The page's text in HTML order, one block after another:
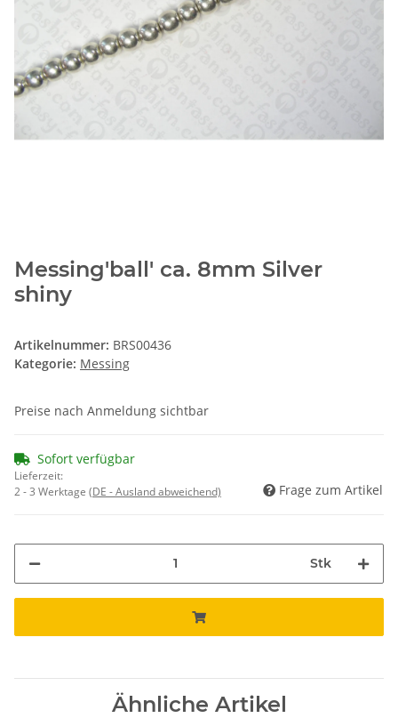
Messing'ball' ca. 8mm Silver
shiny
Artikelnummer: BRS00436
Kategorie: Messing
Preise nach Anmeldung sichtbar
Sofort verfügbar
Lieferzeit:
2 - 3 Werktage (DE - Ausland abweichend) Frage zum Artikel
Stk
Ähnliche Artikel